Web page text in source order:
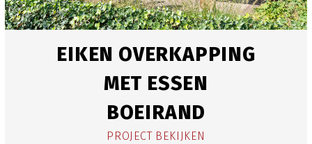
EIKEN OVERKAPPING
MET ESSEN
BOEIRAND
PROJECT BEKIJKEN